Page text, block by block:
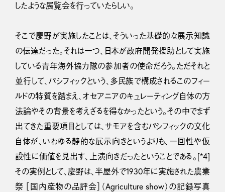
したような展覧会を行っていたらしい。
そこで慶野が実施したことは、そういった基礎的な展示知識
の伝達だった。それは一つ、日本が政府開発援助として実施
している青年海外協力隊の参加者の使命だろう。ただそれと
並行して、パシフィックという、多民族で構成されるこのフィー
ルドの特質を踏まえ、オセアニアのキュレーティング自体の方
法論やその背景を考えざるを得なかったという。その中でまず
出てきた重要項目としては、サモアを含むパシフィックの文化
自体が、いわゆる静的な展示向きというよりも、一回性や仮
設性に価値を見出す、上演向きだったということである。[*4]
その実例として、慶野は、半屋外で1930年に実施された農業
祭 ［国内産物の品評会］（Agriculture show）の記録写真